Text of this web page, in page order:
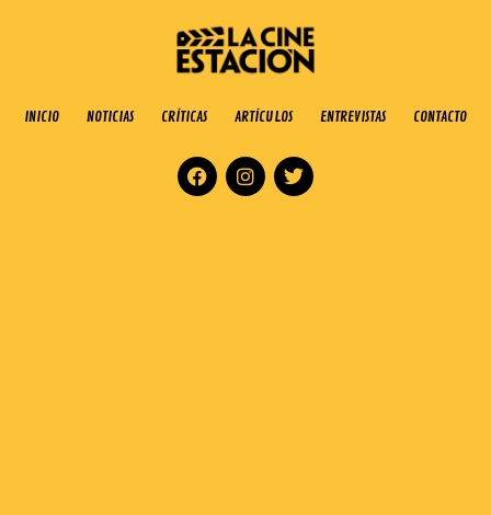
INICIO NOTICIAS CRÍTICAS ARTÍCULOS ENTREVISTAS CONTACTO